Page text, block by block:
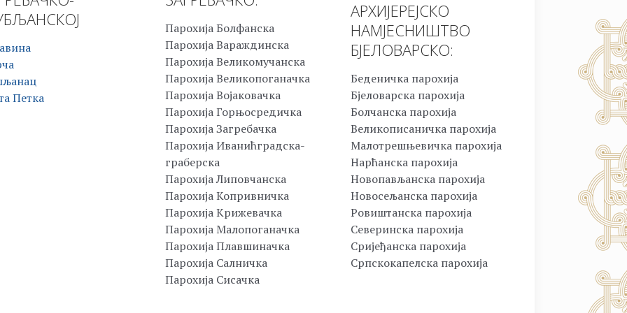
Петка
Парохија Болфанска
Парохија Вараждинска
Парохија Великомучанска
Парохија Великопоганачка
Парохија Војаковачка
Парохија Горњосредичка
Парохија Загребачка
Парохија Иванићградска-
граберска
Парохија Липовчанска
Парохија Копривничка
Парохија Крижевачка
Парохија Малопоганачка
Парохија Плавшиначка
Парохија Салничка
Парохија Сисачка
АРХИЈЕРЕЈСКО
НАМЈЕСНИШТВО
БЈЕЛОВАРСКО:
Беденичка парохија
Бјеловарска парохија
Болчанска парохија
Великописаничка парохија
Малотрешњевичка парохија
Нарћанска парохија
Новопављанска парохија
Новосељанска парохија
Ровиштанска парохија
Северинска парохија
Сријеђанска парохија
Српскокапелска парохија